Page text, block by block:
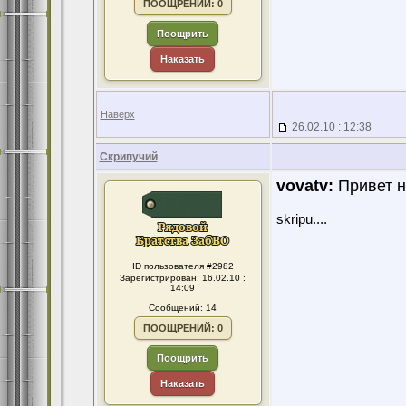
ПООЩРЕНИЙ: 0
Поощрить
Наказать
Наверх
26.02.10 : 12:38
Скрипучий
ID пользователя #2982
Зарегистрирован: 16.02.10 :
14:09
Сообщений: 14
ПООЩРЕНИЙ: 0
Поощрить
Наказать
vovatv: Привет
skripu....